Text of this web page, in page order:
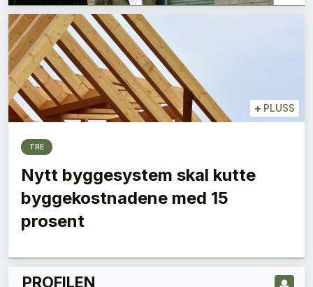
LES NYESTE UTGIVELSE HER
+ PLUSS
TRE
Nytt byggesystem skal kutte
byggekostnadene med 15
prosent
PROFILEN